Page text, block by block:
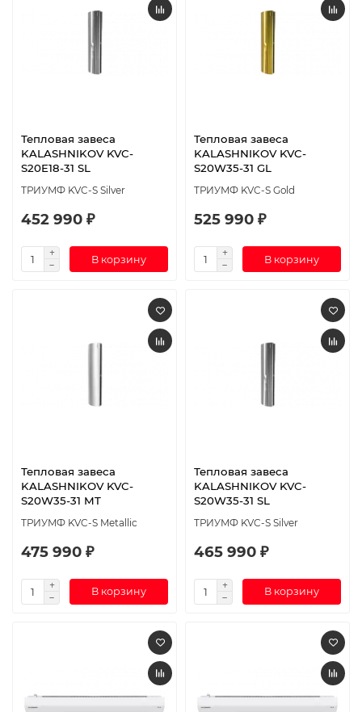
Тепловая завеса
KALASHNIKOV KVC-
S20E18-31 SL
ТРИУМФ KVC-S Silver
452 990 ₽
В корзину
Тепловая завеса
KALASHNIKOV KVC-
S20W35-31 GL
ТРИУМФ KVC-S Gold
525 990 ₽
В корзину
Тепловая завеса
KALASHNIKOV KVC-
S20W35-31 MT
ТРИУМФ KVC-S Metallic
475 990 ₽
В корзину
Тепловая завеса
KALASHNIKOV KVC-
S20W35-31 SL
ТРИУМФ KVC-S Silver
465 990 ₽
В корзину